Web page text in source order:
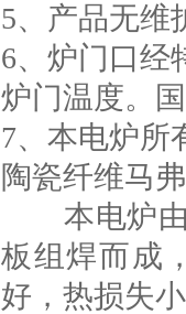
5、产品无维
6、炉门口经
炉门温度。
7、本电炉所
陶瓷纤维马
本电炉由
板组焊而成
好，热损失